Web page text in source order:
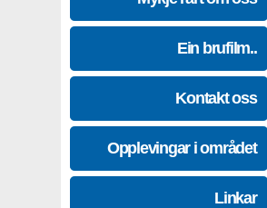
Ein brufilm..
Kontakt oss
Opplevingar i området
Linkar